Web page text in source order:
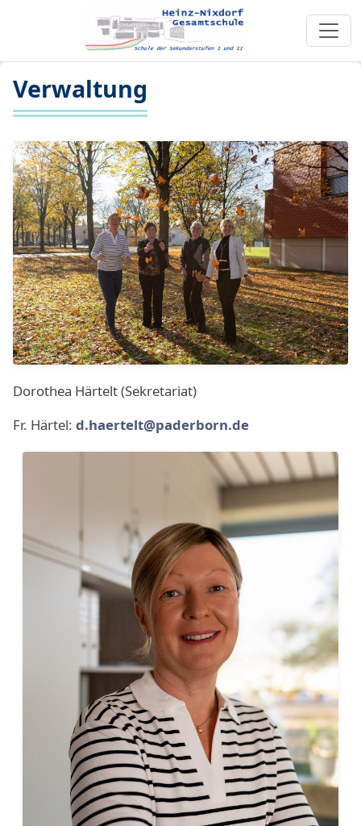
Verwaltung
Dorothea Härtelt (Sekretariat)
Fr. Härtel: d.haertelt@paderborn.de